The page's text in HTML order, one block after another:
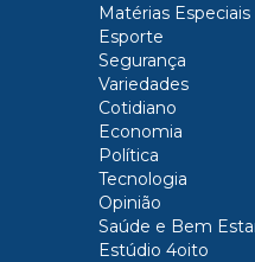
Matérias Especiais
Esporte
Segurança
Variedades
Cotidiano
Economia
Política
Tecnologia
Opinião
Saúde e Bem
Estúdio 4oito